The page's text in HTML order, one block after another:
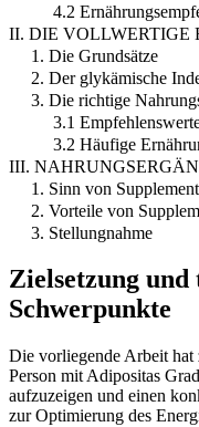
4.2
II. DIE VOLLWERTIGE
1. Die Grundsätze
2. Der glykämische
3. Die richtige
3.1
3.2 Häufige
III.
1. Sinn von
2. Vorteile von
3. Stellungnahme
Zielsetzung und
Schwerpunkte
Die vorliegende Arbeit hat
Person mit Adipositas
aufzuzeigen und einen
zur Optimierung des